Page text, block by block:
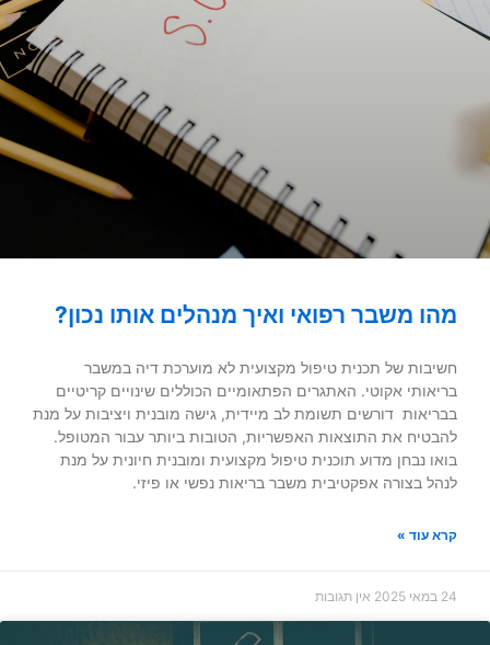
מהו משבר רפואי ואיך מנהלים אותו נכון?
חשיבות של תכנית טיפול מקצועית לא מוערכת דיה במשבר
בריאותי אקוטי. האתגרים הפתאומיים הכוללים שינויים קריטיים
בבריאות דורשים תשומת לב מיידית, גישה מובנית ויציבות על מנת
להבטיח את התוצאות האפשריות, הטובות ביותר עבור המטופל.
בואו נבחן מדוע תוכנית טיפול מקצועית ומובנית חיונית על מנת
לנהל בצורה אפקטיבית משבר בריאות נפשי או פיזי.
קרא עוד »
24 במאי 2025 אין תגובות